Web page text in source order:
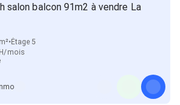
salon balcon 91m2 à vendre La
Étage 5
/mois